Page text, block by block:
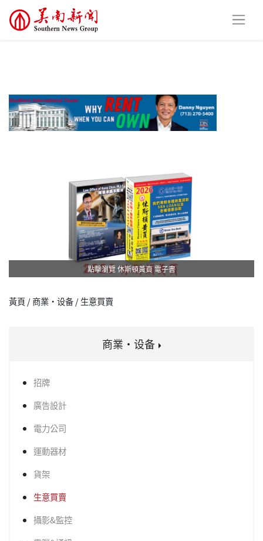
點擊瀏覽 休斯頓黃頁 電子書
黃頁 / 商業·设备 / 生意買賣
商業·设备
招牌
廣告設計
電力公司
運動器材
貨架
生意買賣
攝影&監控